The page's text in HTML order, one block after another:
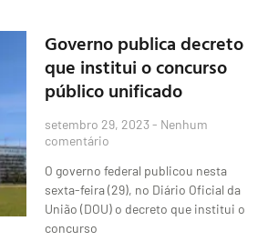
Governo publica decreto
que institui o concurso
público unificado
setembro 29, 2023 Nenhum
comentário
O governo federal publicou nesta
sexta-feira (29), no Diário Oficial da
União (DOU) o decreto que institui o
concurso